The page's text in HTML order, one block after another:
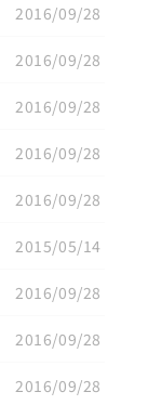
2016/09/28
2016/09/28
2016/09/28
2016/09/28
2016/09/28
2015/05/14
2016/09/28
2016/09/28
2016/09/28